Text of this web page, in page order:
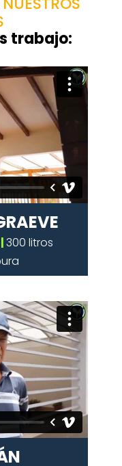
trabajo:
|300 litros